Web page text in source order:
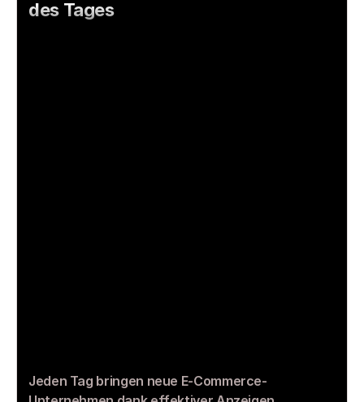
des Tages
Jeden Tag bringen neue E-Commerce-